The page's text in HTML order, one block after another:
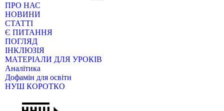
ПРО НАС
НОВИНИ
СТАТТІ
Є ПИТАННЯ
ПОГЛЯД
ІНКЛЮЗІЯ
МАТЕРІАЛИ ДЛЯ УРОКІВ
Аналітика
Дофамін для освіти
НУШ КОРОТКО